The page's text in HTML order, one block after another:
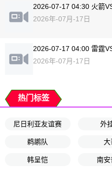
2026-07-17 04:30 火箭
2026年-07月-17日
2026-07-17 04:00 雷霆
2026年-07月-17日
热门标签
尼日利亚友谊赛 外
鹈鹕队 大
韩呈恺 南安